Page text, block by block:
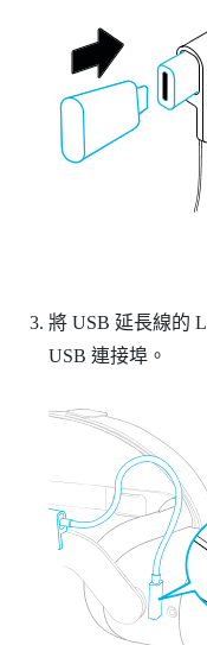
將 USB 延長線的
USB 連接埠。